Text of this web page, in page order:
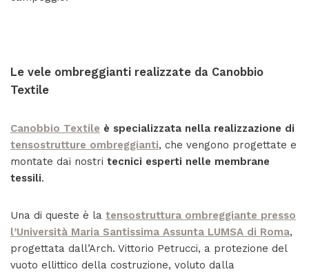
Le vele ombreggianti realizzate da Canobbio
Textile
Canobbio Textile è specializzata nella realizzazione di
tensostrutture ombreggianti, che vengono progettate e
montate dai nostri tecnici esperti nelle membrane
tessili.
Una di queste è la tensostruttura ombreggiante presso
l’Università Maria Santissima Assunta LUMSA di Roma,
progettata dall’Arch. Vittorio Petrucci, a protezione del
vuoto ellittico della costruzione, voluto dalla